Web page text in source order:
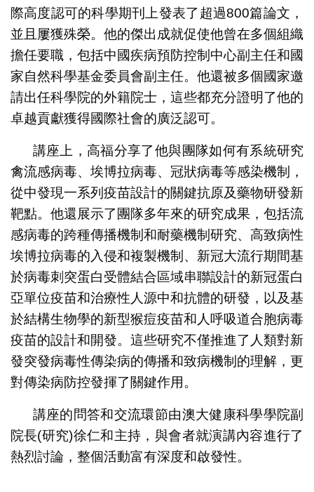
際高度認可的科學期刊上發表了超過800篇論文，
並且屢獲殊榮。他的傑出成就促使他曾在多個組織
擔任要職，包括中國疾病預防控制中心副主任和國
家自然科學基金委員會副主任。他還被多個國家邀
請出任科學院的外籍院士，這些都充分證明了他的
卓越貢獻獲得國際社會的廣泛認可。
講座上，高福分享了他與團隊如何有系統研究
禽流感病毒、埃博拉病毒、冠狀病毒等感染機制，
從中發現一系列疫苗設計的關鍵抗原及藥物研發新
靶點。他還展示了團隊多年來的研究成果，包括流
感病毒的跨種傳播機制和耐藥機制研究、高致病性
埃博拉病毒的入侵和複製機制、新冠大流行期間基
於病毒刺突蛋白受體結合區域串聯設計的新冠蛋白
亞單位疫苗和治療性人源中和抗體的研發，以及基
於結構生物學的新型猴痘疫苗和人呼吸道合胞病毒
疫苗的設計和開發。這些研究不僅推進了人類對新
發突發病毒性傳染病的傳播和致病機制的理解，更
對傳染病防控發揮了關鍵作用。
講座的問答和交流環節由澳大健康科學學院副
院長(研究)徐仁和主持，與會者就演講內容進行了
熱烈討論，整個活動富有深度和啟發性。